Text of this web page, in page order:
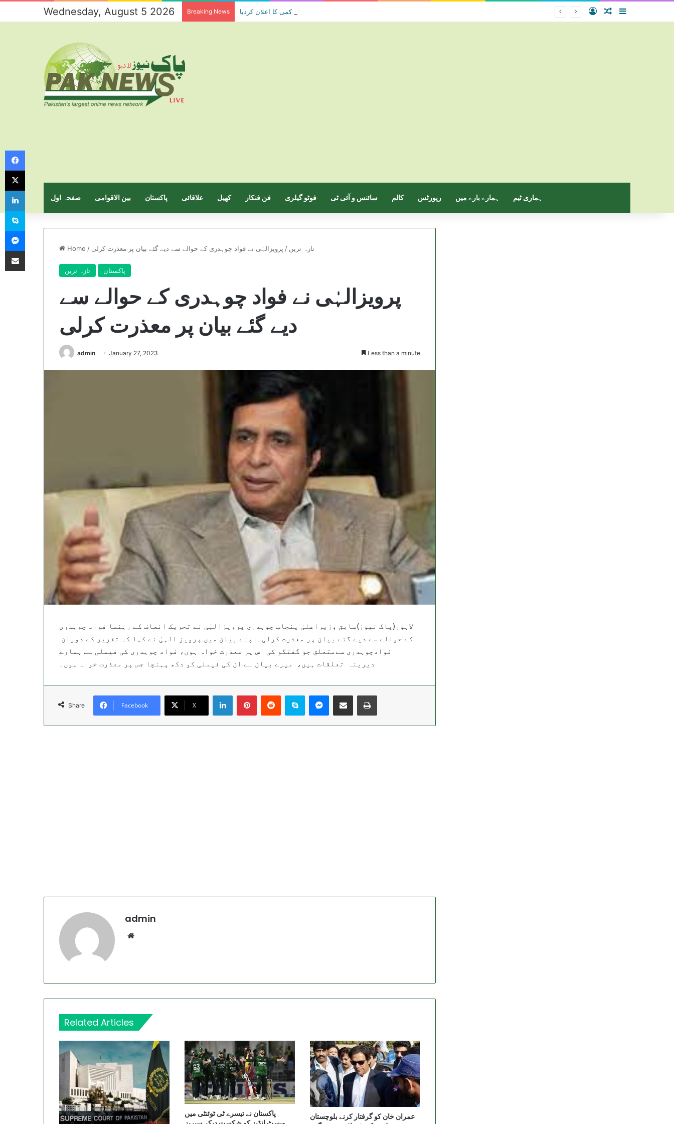
Wednesday, August 5 2026 Breaking News حکومت نے پیٹرولیم مصنوعات کی قیمتوں میں کمی کا اعلان کردیا Log InRandom Article
Sidebar
صفحہ اول بین الاقوامی پاکستان علاقائی کھیل فن فنکار فوٹو گیلری سائنس و آئی ٹی کالم رپورٹس ہمارے بارے میں ہماری ٹیم
Home / تازہ ترین / پرویزالہٰی نے فواد چوہدری کے حوالے سے دیے گئے بیان پر معذرت کرلی
تازہ ترین پاکستان
پرویزالہٰی نے فواد چوہدری کے حوالے سے
دیے گئے بیان پر معذرت کرلی
admin January 27, 2023 Less than a minute
لاہور(پاک نیوز)سابق وزیراعلیٰ پنجاب چوہدری پرویزالہٰی نے تحریک انصاف کے رہنما فواد چوہدری
کے حوالے سے دیے گئے بیان پر معذرت کرلی۔اپنے بیان میں پرویز الہیٰ نے کہا کہ تقریر کے دوران
فوادچوہدری سےمتعلق جو گفتگو کی اس پر معذرت خواہ ہوں، فواد چوہدری کی فیملی سے ہمارے
دیرینہ تعلقات ہیں، میرے بیان سے ان کی فیملی کو دکھ پہنچا جس پر معذرت خواہ ہوں۔
Share Facebook X
LinkedInPinterestReddit Skype Messenger
Share via Email Print
admin
Related Articles
پاکستان نے تیسرے ٹی ٹوئنٹی میں
عمران خان کو گرفتار کرنے بلوچستان
Facebook
X
LinkedIn
Skype
Messenger
Share via Email